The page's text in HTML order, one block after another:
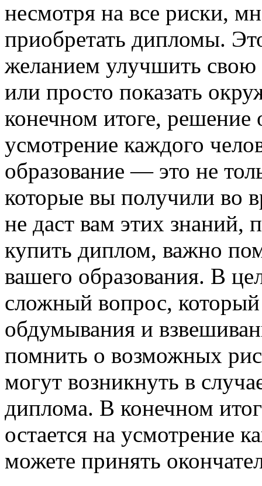
несмотря на все риски,
приобретать дипломы.
желанием улучшить свою
или просто показать
конечном итоге, решение
усмотрение каждого
образование — это не
которые вы получили во
не даст вам этих знаний,
купить диплом, важно
вашего образования. В
сложный вопрос, который
обдумывания и
помнить о возможных
могут возникнуть в
диплома. В конечном
остается на усмотрение
можете принять